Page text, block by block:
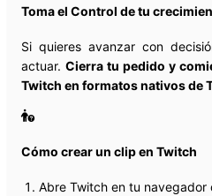
Toma el Control de tu
Si quieres avanzar con
actuar. Cierra tu pedido y
Twitch en formatos nativos de
Cómo crear un clip en Twitch
Abre Twitch en tu navegador